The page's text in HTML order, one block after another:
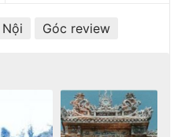
Góc review